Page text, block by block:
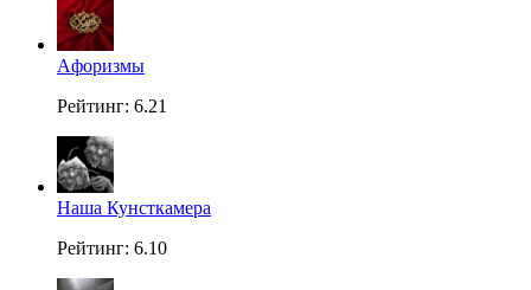
Aфоризмы
Рейтинг: 6.21
Наша Кунсткамера
Рейтинг: 6.10